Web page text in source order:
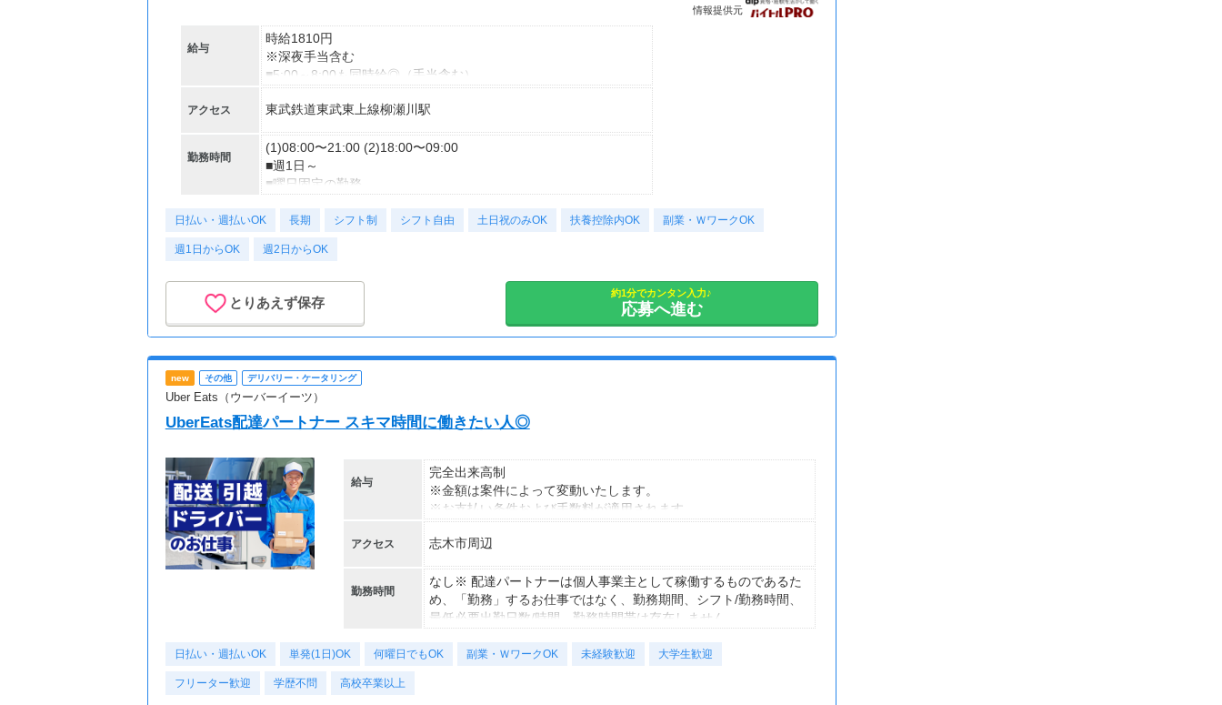
情報提供元
給与
時給1810円
※深夜手当含む
■5:00～8:00も同時給◎（手当含む）
★日払いも可能！
振込手数料は会社負担！
前払い制度として、いつでも・何度でも申請可能です！
一部支給
アクセス 東武鉄道東武東上線柳瀬川駅
勤務時間
(1)08:00〜21:00 (2)18:00〜09:00
■週1日～
■曜日固定の勤務
■1勤務1件のみ訪問◎
■扶養内OK
出勤スケジュール相談できます◎
■直行直帰OK！
訪問先によって前後します
勤務地は多数あり！
お気軽にご相談ください！
※ご応募のタイミングにより、
ご希望に沿ったお仕事が
即日ご案内できない可能性も
ございますのでご了承ください。
日払い・週払いOK 長期 シフト制 シフト自由 土日祝のみOK 扶養控除内OK 副業・ＷワークOK
週1日からOK 週2日からOK
とりあえず保存
約1分でカンタン入力♪
応募へ進む
new その他 デリバリー・ケータリング
Uber Eats（ウーバーイーツ）
UberEats配達パートナー スキマ時間に働きたい人◎
給与
完全出来高制
※金額は案件によって変動いたします。
※お支払い条件および手数料が適用されます
アクセス 志木市周辺
勤務時間
なし※ 配達パートナーは個人事業主として稼働するものであるた
め、「勤務」するお仕事ではなく、勤務期間、シフト/勤務時間、
最低必要出勤日数/時間、勤務時間帯は存在しません。
日払い・週払いOK 単発(1日)OK 何曜日でもOK 副業・ＷワークOK 未経験歓迎 大学生歓迎
フリーター歓迎 学歴不問 高校卒業以上